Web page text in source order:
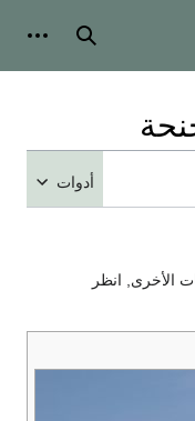
بحث
أدوات
الأخرى, انظر